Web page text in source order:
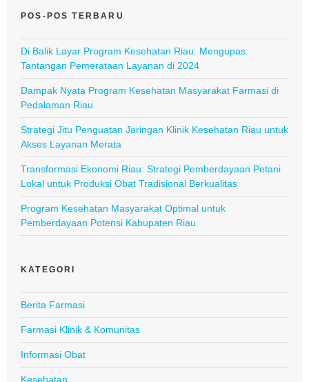
POS-POS TERBARU
Di Balik Layar Program Kesehatan Riau: Mengupas
Tantangan Pemerataan Layanan di 2024
Dampak Nyata Program Kesehatan Masyarakat Farmasi di
Pedalaman Riau
Strategi Jitu Penguatan Jaringan Klinik Kesehatan Riau untuk
Akses Layanan Merata
Transformasi Ekonomi Riau: Strategi Pemberdayaan Petani
Lokal untuk Produksi Obat Tradisional Berkualitas
Program Kesehatan Masyarakat Optimal untuk
Pemberdayaan Potensi Kabupaten Riau
KATEGORI
Berita Farmasi
Farmasi Klinik & Komunitas
Informasi Obat
Kesehatan